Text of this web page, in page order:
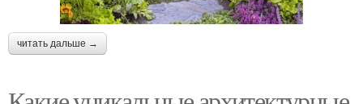
читать дальше →